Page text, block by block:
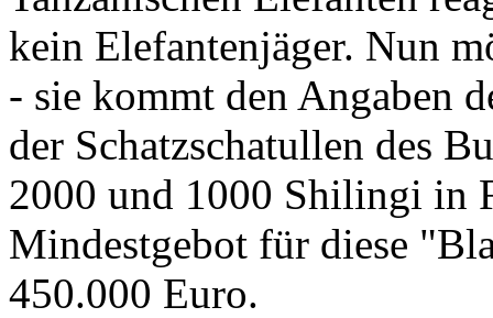
kein Elefantenjäger. Nun
- sie kommt den Angaben
der Schatzschatullen des
2000 und 1000 Shilingi in
Mindestgebot für diese
450.000 Euro.